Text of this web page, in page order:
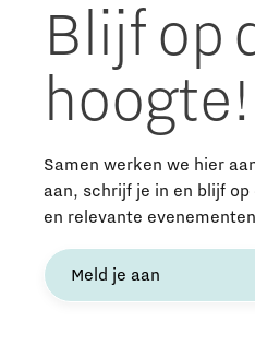
Blijf op
hoogte!
Samen werken we hier
aan, schrijf je in en blijf
en relevante
Meld je aan